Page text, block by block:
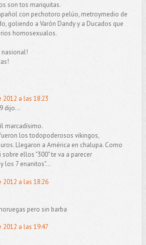
son tos mariquitas.
con pechotoro pelúo, metroymedio de
goliendo a Varón Dandy y a Ducados que
homosexualos.
nasional!
2012 a las 18:23
dijo...
marcadísimo.
los todopoderosos vikingos,
Llegaron a América en chalupa. Como
sobre ellos "300" te va a parecer
los 7 enanitos"...
2012 a las 18:26
pero sin barba
2012 a las 19:47